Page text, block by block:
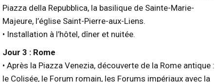
Piazza della Repubblica, la basilique de Sainte-Marie-
Majeure, l’église Saint-Pierre-aux-Liens.
• Installation à l’hôtel, dîner et nuitée.
Jour 3 : Rome
• Après la Piazza Venezia, découverte de la Rome antique :
le Colisée, le Forum romain, les Forums impériaux avec la